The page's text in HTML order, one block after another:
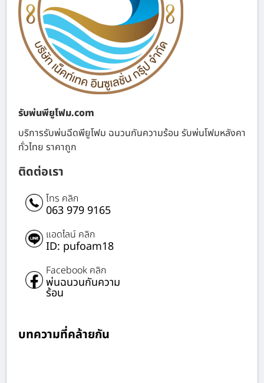
รับพ่นพียูโฟม.com
บริการรับพ่นฉีดพียูโฟม ฉนวนกันความร้อน รับพ่นโฟมหลังคา
ทั่วไทย ราคาถูก
ติดต่อเรา
โทร คลิก
063 979 9165
แอดไลน์ คลิก
ID: pufoam18
Facebook คลิก
พ่นฉนวนกันความ
ร้อน
บทความที่คล้ายกัน